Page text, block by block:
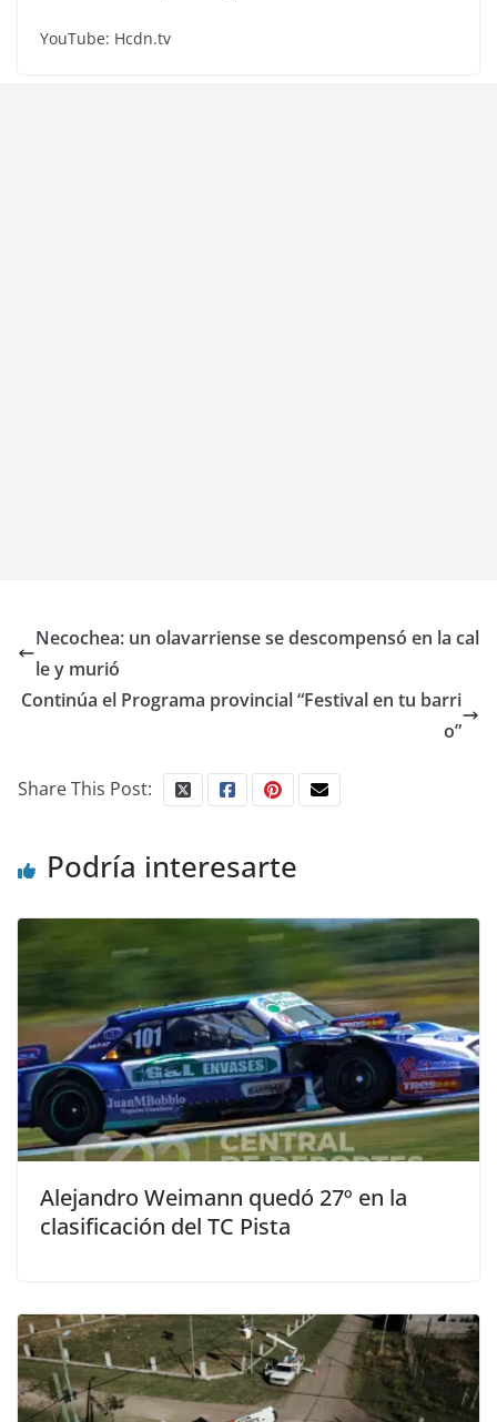
YouTube: Hcdn.tv
Necochea: un olavarriense se descompensó en la cal
le y murió
Continúa el Programa provincial “Festival en tu barri
o”
Share This Post:
Podría interesarte
Alejandro Weimann quedó 27º en la
clasificación del TC Pista